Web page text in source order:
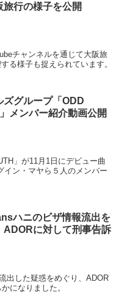
行の様子を公開
チャンネルを通じて大阪旅
る様子も捉えられています。
ズグループ「ODD
メンバー紹介動画公開
」が11月1日にデビュー曲
イン・マヤら５人のメンバー
ハニのビザ情報流出を
ADORに対して刑事告訴
出した疑惑をめぐり、ADOR
になりました。